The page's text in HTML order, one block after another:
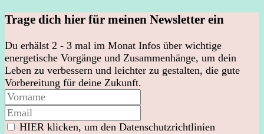
Trage dich hier für meinen Newsletter ein
Du erhälst 2 - 3 mal im Monat Infos über wichtige
energetische Vorgänge und Zusammenhänge, um dein
Leben zu verbessern und leichter zu gestalten, die gute
Vorbereitung für deine Zukunft.
HIER klicken, um den Datenschutzrichtlinien